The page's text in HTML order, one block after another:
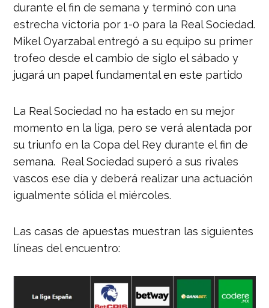
durante el fin de semana y terminó con una
estrecha victoria por 1-0 para la Real Sociedad.
Mikel Oyarzabal entregó a su equipo su primer
trofeo desde el cambio de siglo el sábado y
jugará un papel fundamental en este partido
La Real Sociedad no ha estado en su mejor
momento en la liga, pero se verá alentada por
su triunfo en la Copa del Rey durante el fin de
semana. Real Sociedad superó a sus rivales
vascos ese día y deberá realizar una actuación
igualmente sólida el miércoles.
Las casas de apuestas muestran las siguientes
líneas del encuentro: